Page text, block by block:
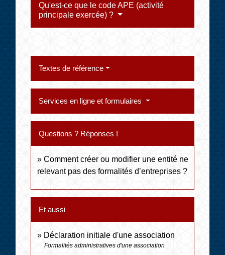
Qu'est-ce que le code APE (activité
principale exercée) ?
Textes de référence
Services en ligne et formulaires
Questions ? Réponses !
Comment créer ou modifier une entité ne
relevant pas des formalités d’entreprises ?
Et aussi
Déclaration initiale d'une association
Formalités administratives d'une association